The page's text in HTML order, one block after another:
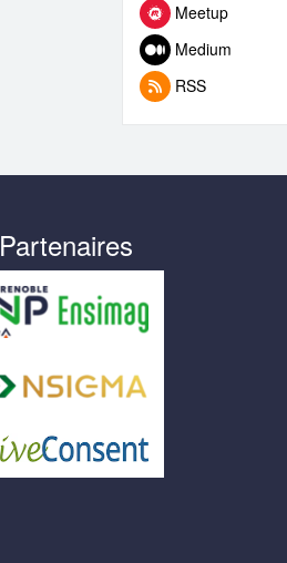
Meetup
Medium
RSS
Partenaires